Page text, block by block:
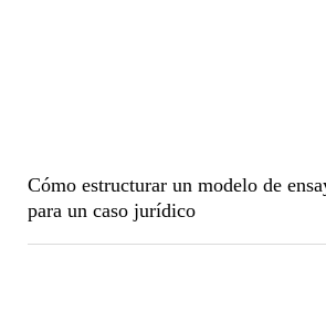
Cómo estructurar un modelo de
para un caso jurídico